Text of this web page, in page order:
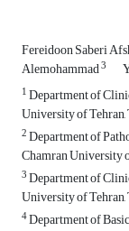
Fereidoon Saberi
Alemohammad3
1Department of
University of
2Department of
Chamran University
3Department of
University of
4Department of